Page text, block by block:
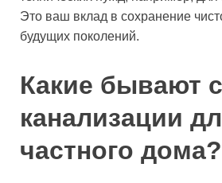
Это ваш вклад в сохранение
будущих поколений.
Какие бывают
канализации
частного дома?